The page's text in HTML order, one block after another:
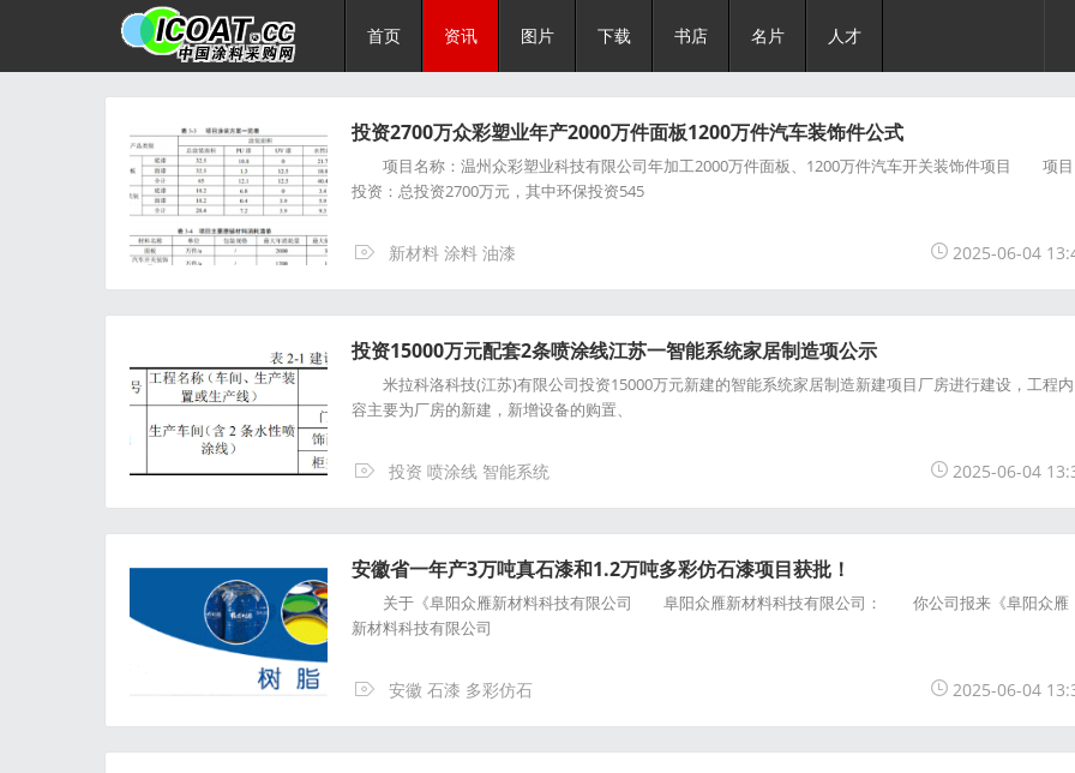
首页 资讯 图片 下载 书店 名片 人才
投资2700万众彩塑业年产2000万件面板1200万件汽车装饰件公式
项目名称：温州众彩塑业科技有限公司年加工2000万件面板、1200万件汽车开关装饰件项目 项目
投资：总投资2700万元，其中环保投资545
新材料 涂料 油漆 2025-06-04
投资15000万元配套2条喷涂线江苏一智能系统家居制造项公示
米拉科洛科技(江苏)有限公司投资15000万元新建的智能系统家居制造新建项目厂房进行建设，工程内
容主要为厂房的新建，新增设备的购置、
投资 喷涂线 智能系统 2025-06-04
安徽省一年产3万吨真石漆和1.2万吨多彩仿石漆项目获批！
关于《阜阳众雁新材料科技有限公司 阜阳众雁新材料科技有限公司： 你公司报来《阜阳众雁
新材料科技有限公司
安徽 石漆 多彩仿石 2025-06-04